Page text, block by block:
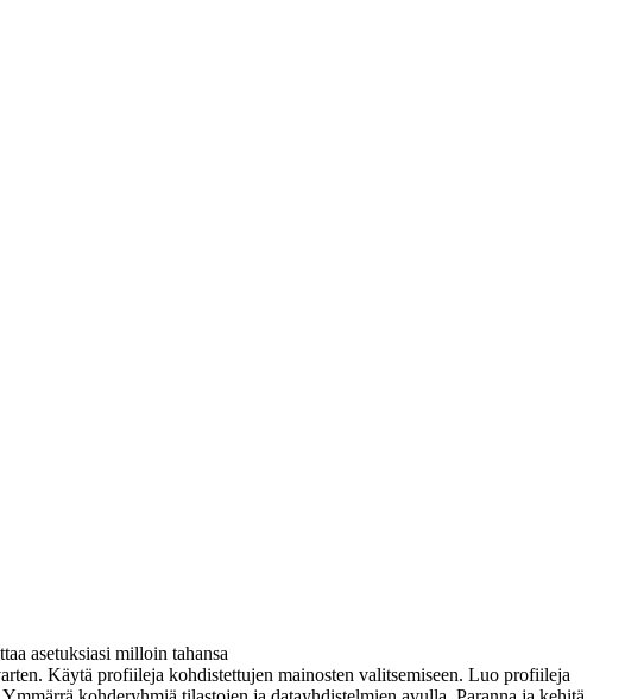
asetuksiasi milloin tahansa
Käytä profiileja kohdistettujen mainosten valitsemiseen. Luo profiileja